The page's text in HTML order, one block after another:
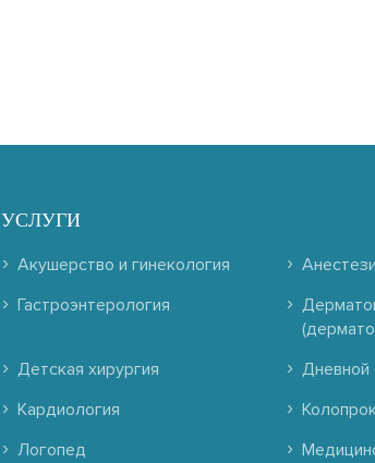
УСЛУГИ
Акушерство и гинекология
Гастроэнтерология
Детская хирургия
Дневной
Кардиология
Логопед